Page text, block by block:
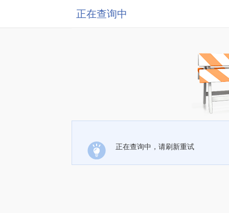
正在查询中
正在查询中，请刷新重试